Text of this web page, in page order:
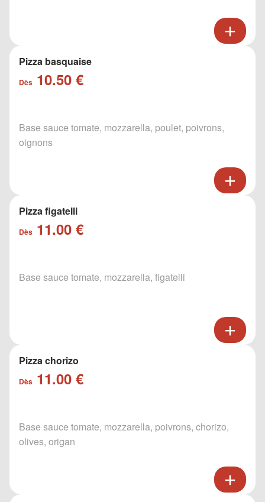
Pizza basquaise
Dès 10.50 €
Base sauce tomate, mozzarella, poulet, poivrons,
oignons
Pizza figatelli
Dès 11.00 €
Base sauce tomate, mozzarella, figatelli
Pizza chorizo
Dès 11.00 €
Base sauce tomate, mozzarella, poivrons, chorizo,
olives, origan